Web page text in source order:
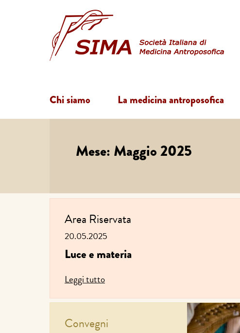
Chi siamo La medicina antroposofica
Mese: Maggio 2025
Area Riservata
20.05.2025
Luce e materia
Leggi tutto
Convegni